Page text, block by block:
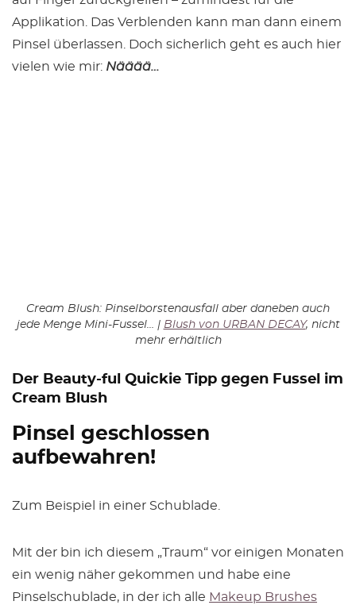
Applikation. Das Verblenden kann man dann einem
Pinsel überlassen. Doch sicherlich geht es auch hier
vielen wie mir: Nääää…
Cream Blush: Pinselborstenausfall aber daneben auch
jede Menge Mini-Fussel… | Blush von URBAN DECAY, nicht
mehr erhältlich
Der Beauty-ful Quickie Tipp gegen Fussel im
Cream Blush
Pinsel geschlossen
aufbewahren!
Zum Beispiel in einer Schublade.
Mit der bin ich diesem „Traum“ vor einigen Monaten
ein wenig näher gekommen und habe eine
Pinselschublade, in der ich alle Makeup Brushes